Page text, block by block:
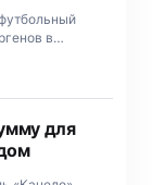
в
третьего
для